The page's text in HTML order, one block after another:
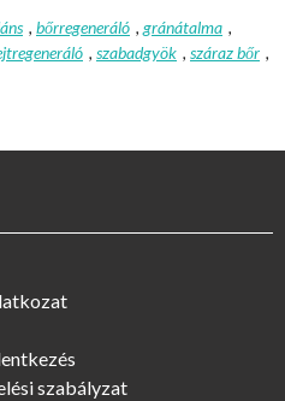
, bőrregeneráló , gránátalma ,
, szabadgyök , száraz bőr ,
szabályzat